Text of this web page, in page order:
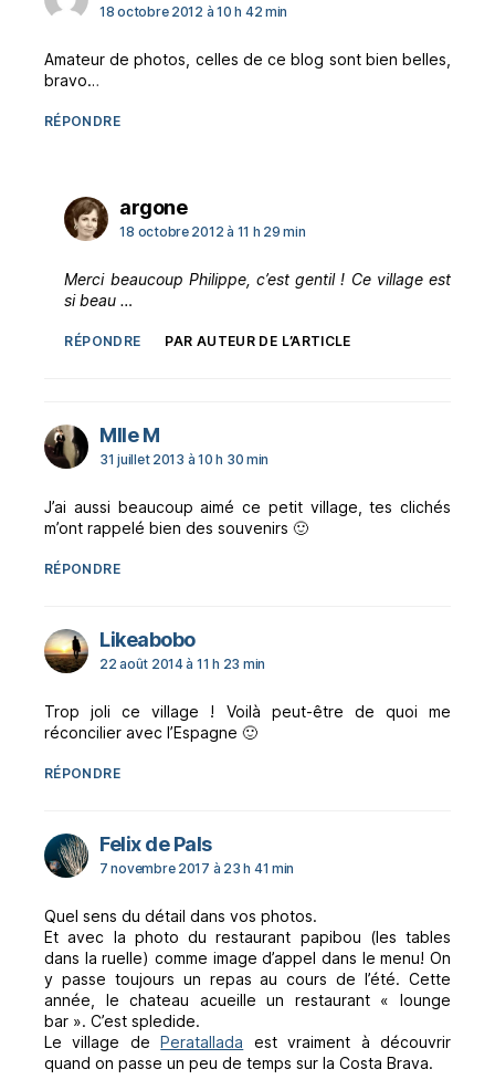
18 octobre 2012 à 10 h 42 min
Amateur de photos, celles de ce blog sont bien belles,
bravo…
RÉPONDRE
argonedit :
18 octobre 2012 à 11 h 29 min
Merci beaucoup Philippe, c’est gentil ! Ce village est
si beau …
RÉPONDRE PAR AUTEUR DE L’ARTICLE
Mlle Mdit :
31 juillet 2013 à 10 h 30 min
J’ai aussi beaucoup aimé ce petit village, tes clichés
m’ont rappelé bien des souvenirs 🙂
RÉPONDRE
Likeabobodit :
22 août 2014 à 11 h 23 min
Trop joli ce village ! Voilà peut-être de quoi me
réconcilier avec l’Espagne 🙂
RÉPONDRE
Felix de Palsdit :
7 novembre 2017 à 23 h 41 min
Quel sens du détail dans vos photos.
Et avec la photo du restaurant papibou (les tables
dans la ruelle) comme image d’appel dans le menu! On
y passe toujours un repas au cours de l’été. Cette
année, le chateau acueille un restaurant « lounge
bar ». C’est spledide.
Le village dePeratallada est vraiment à découvrir
quand on passe un peu de temps sur la Costa Brava.